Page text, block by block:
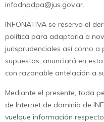
infodnpdpa@jus.gov.ar.
INFONATIVA se reserva el
política para adaptarla a
jurisprudenciales así como a
supuestos, anunciará en
con razonable antelación a
Mediante el presente, toda
de Internet de dominio de
vuelque información